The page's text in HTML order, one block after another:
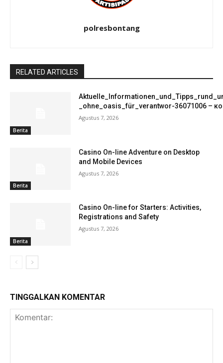
polresbontang
RELATED ARTICLES
Berita
_ohne_oasis_für_verantwor-36071006 –
Agustus 7, 2026
Berita
Casino On-line Adventure on Desktop
and Mobile Devices
Agustus 7, 2026
Berita
Casino On-line for Starters: Activities,
Registrations and Safety
Agustus 7, 2026
TINGGALKAN KOMENTAR